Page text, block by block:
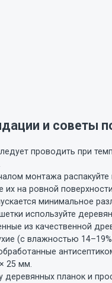
и советы
проводить при
монтажа распакуйте
их на ровной
минимальное
используйте
из качественной
(с влажностью
25 мм.
деревянных планок и